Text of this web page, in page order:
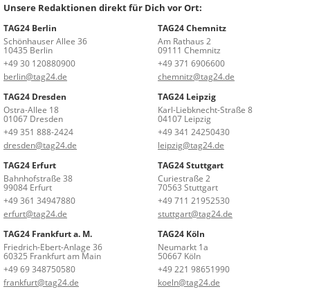
Unsere Redaktionen direkt für Dich vor Ort:
TAG24 Berlin
Schönhauser Allee 36
10435 Berlin
+49 30 120880900
berlin@tag24.de
TAG24 Chemnitz
Am Rathaus 2
09111 Chemnitz
+49 371 6906600
chemnitz@tag24.de
TAG24 Dresden
Ostra-Allee 18
01067 Dresden
+49 351 888-2424
dresden@tag24.de
TAG24 Leipzig
Karl-Liebknecht-Straße 8
04107 Leipzig
+49 341 24250430
leipzig@tag24.de
TAG24 Erfurt
Bahnhofstraße 38
99084 Erfurt
+49 361 34947880
erfurt@tag24.de
TAG24 Stuttgart
Curiestraße 2
70563 Stuttgart
+49 711 21952530
stuttgart@tag24.de
TAG24 Frankfurt a. M.
Friedrich-Ebert-Anlage 36
60325 Frankfurt am Main
+49 69 348750580
frankfurt@tag24.de
TAG24 Köln
Neumarkt 1a
50667 Köln
+49 221 98651990
koeln@tag24.de